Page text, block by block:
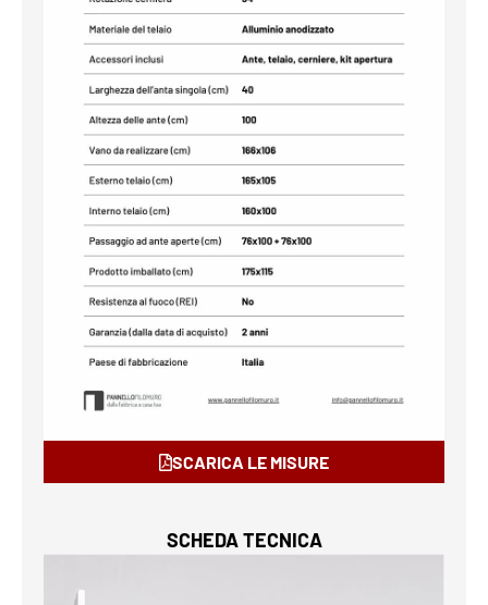
SCARICA LE MISURE
SCHEDA TECNICA